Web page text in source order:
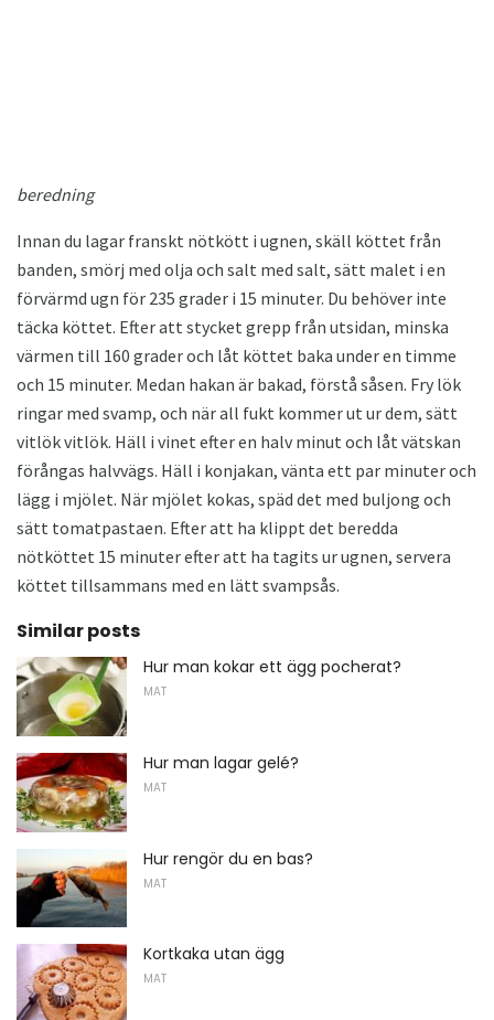
beredning
Innan du lagar franskt nötkött i ugnen, skäll köttet från
banden, smörj med olja och salt med salt, sätt malet i en
förvärmd ugn för 235 grader i 15 minuter. Du behöver inte
täcka köttet. Efter att stycket grepp från utsidan, minska
värmen till 160 grader och låt köttet baka under en timme
och 15 minuter. Medan hakan är bakad, förstå såsen. Fry lök
ringar med svamp, och när all fukt kommer ut ur dem, sätt
vitlök vitlök. Häll i vinet efter en halv minut och låt vätskan
förångas halvvägs. Häll i konjakan, vänta ett par minuter och
lägg i mjölet. När mjölet kokas, späd det med buljong och
sätt tomatpastaen. Efter att ha klippt det beredda
nötköttet 15 minuter efter att ha tagits ur ugnen, servera
köttet tillsammans med en lätt svampsås.
Similar posts
Hur man kokar ett ägg pocherat?
MAT
Hur man lagar gelé?
MAT
Hur rengör du en bas?
MAT
Kortkaka utan ägg
MAT